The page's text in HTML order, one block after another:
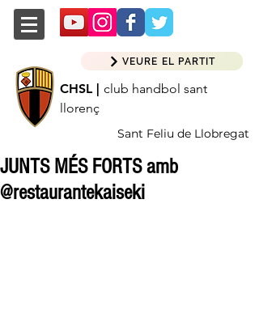
CHSL | club handbol sant
llorenç
Sant Feliu de Llobregat
VEURE EL PARTIT
JUNTS MÉS FORTS amb
@restaurantekaiseki